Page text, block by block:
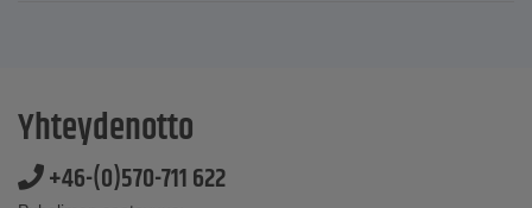
Yhteydenotto
+46-(0)570-711 622